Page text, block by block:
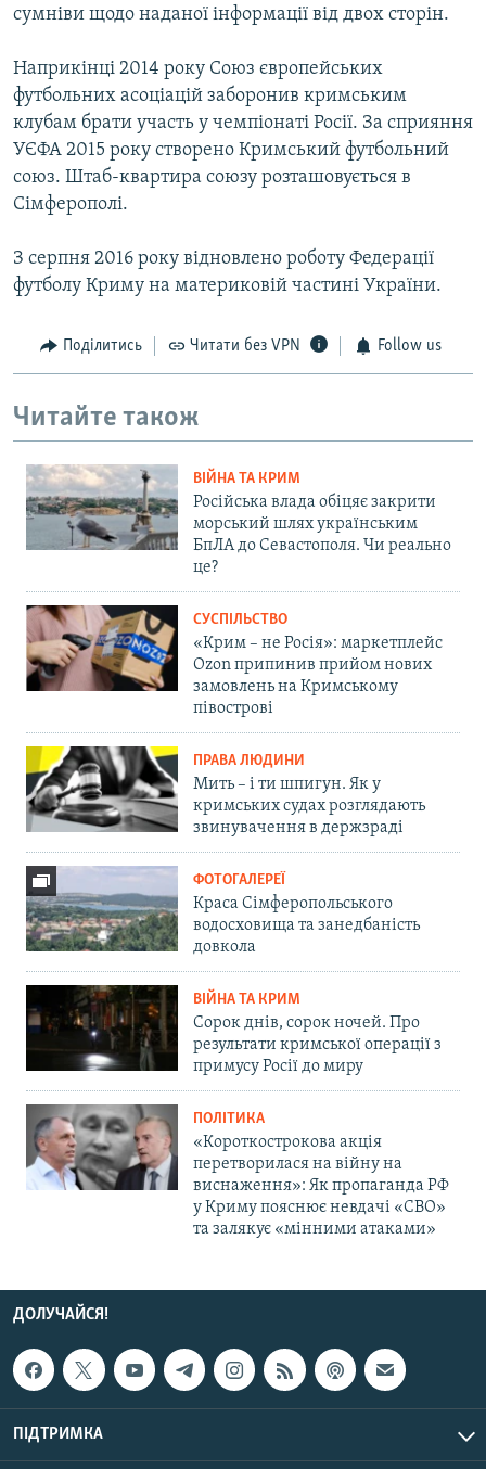
сумніви щодо наданої інформації від двох сторін.
Наприкінці 2014 року Союз європейських
футбольних асоціацій заборонив кримським
клубам брати участь у чемпіонаті Росії. За сприяння
УЄФА 2015 року створено Кримський футбольний
союз. Штаб-квартира союзу розташовується в
Сімферополі.
З серпня 2016 року відновлено роботу Федерації
футболу Криму на материковій частині України.
Поділитись Читати без VPN Follow us
Читайте також
ВІЙНА ТА КРИМ
Російська влада обіцяє закрити
морський шлях українським
БпЛА до Севастополя. Чи реально
це?
СУСПІЛЬСТВО
«Крим – не Росія»: маркетплейс
Ozon припинив прийом нових
замовлень на Кримському
півострові
ПРАВА ЛЮДИНИ
Мить – і ти шпигун. Як у
кримських судах розглядають
звинувачення в держзраді
ФОТОГАЛЕРЕЇ
Краса Сімферопольського
водосховища та занедбаність
довкола
ВІЙНА ТА КРИМ
Сорок днів, сорок ночей. Про
результати кримської операції з
примусу Росії до миру
ПОЛІТИКА
«Короткострокова акція
перетворилася на війну на
виснаження»: Як пропаганда РФ
у Криму пояснює невдачі «СВО»
та залякує «мінними атаками»
ДОЛУЧАЙСЯ!
ПІДТРИМКА